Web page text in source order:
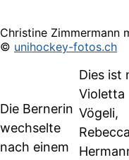
Christine Zimmermann
© unihockey-fotos.ch
Die Bernerin
wechselte
nach einem
Dies ist
Violetta
Vögeli,
Rebecca